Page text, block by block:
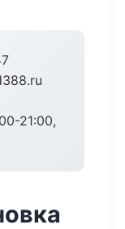
21:00,